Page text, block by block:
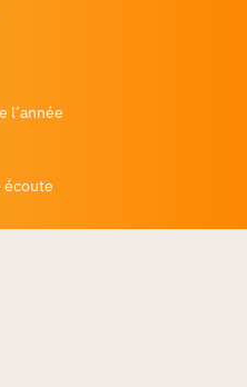
l’année
écoute